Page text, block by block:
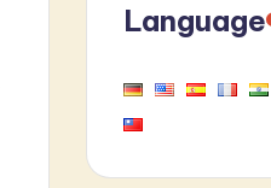
Language